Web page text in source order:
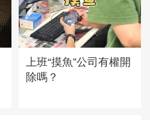
上班“摸魚”公司有權開
除嗎？